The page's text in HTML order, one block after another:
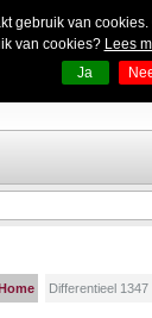
gebruik van
van cookies? Lees
Ja
Differentieel